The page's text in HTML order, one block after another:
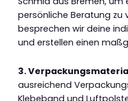
persönliche Beratung zu
besprechen wir deine
und erstellen einen
3.
ausreichend